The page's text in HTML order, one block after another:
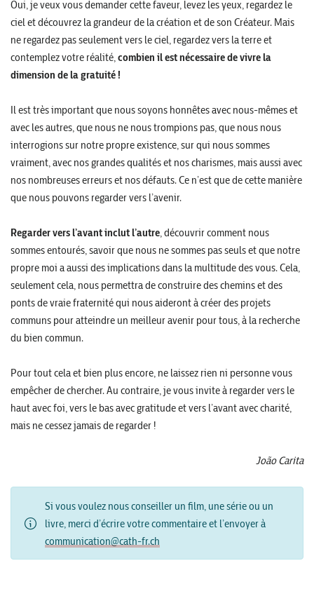
Oui, je veux vous demander cette faveur, levez les yeux, regardez le
ciel et découvrez la grandeur de la création et de son Créateur. Mais
ne regardez pas seulement vers le ciel, regardez vers la terre et
contemplez votre réalité,combien il est nécessaire de vivre la
dimension de la gratuité !
Il est très important que nous soyons honnêtes avec nous-mêmes et
avec les autres, que nous ne nous trompions pas, que nous nous
interrogions sur notre propre existence, sur qui nous sommes
vraiment, avec nos grandes qualités et nos charismes, mais aussi avec
nos nombreuses erreurs et nos défauts. Ce n’est que de cette manière
que nous pouvons regarder vers l’avenir.
Regarder vers l’avant inclut l’autre, découvrir comment nous
sommes entourés, savoir que nous ne sommes pas seuls et que notre
propre moi a aussi des implications dans la multitude des vous. Cela,
seulement cela, nous permettra de construire des chemins et des
ponts de vraie fraternité qui nous aideront à créer des projets
communs pour atteindre un meilleur avenir pour tous, à la recherche
du bien commun.
Pour tout cela et bien plus encore, ne laissez rien ni personne vous
empêcher de chercher. Au contraire, je vous invite à regarder vers le
haut avec foi, vers le bas avec gratitude et vers l’avant avec charité,
mais ne cessez jamais de regarder !
João Carita
Si vous voulez nous conseiller un film, une série ou un
livre, merci d’écrire votre commentaire et l’envoyer à
communication@cath-fr.ch